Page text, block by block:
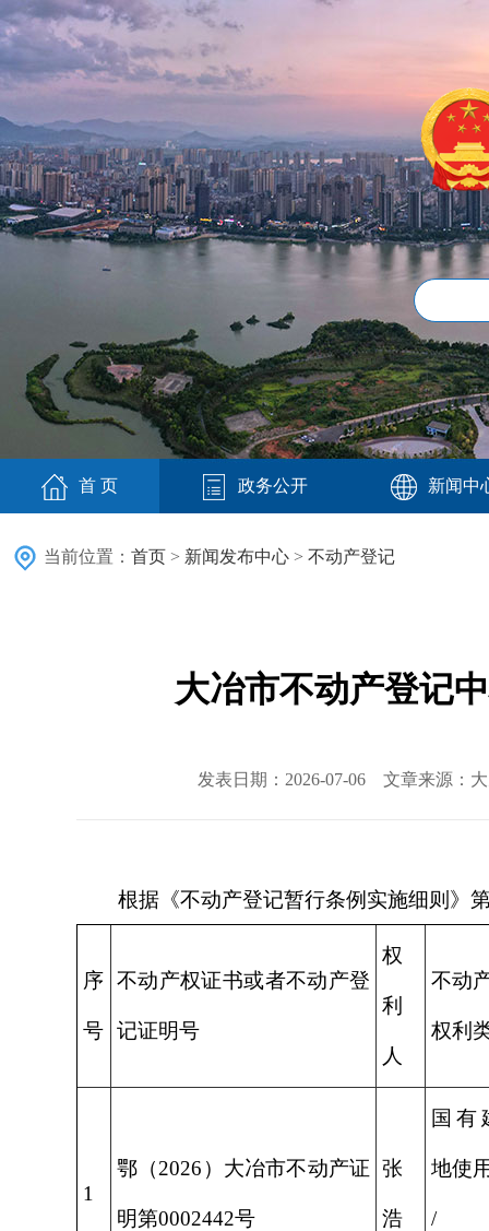
首 页 政务公开 新闻中
当前位置： 首页 > 新闻发布中心 > 不动产登记
大冶市不动产登记
发表日期：2026-07-06 文章来源：
根据《不动产登记暂行条例实施细则》
序
号
不动产权证书或者不动产登
记证明号
权
利
人
不动
权利
1
鄂（2026）大冶市不动产证
明第0002442号
张
浩
国有
地使
/